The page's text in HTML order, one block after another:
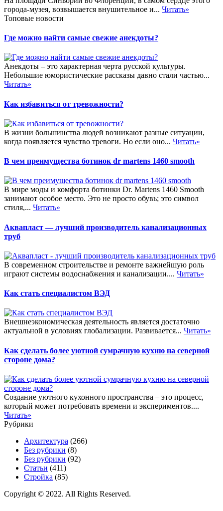
города-музея, возвышается внушительное и... Читать»
Топовые новости
Где можно найти самые свежие анекдоты?
Анекдоты – это характерная черта русской культуры.
Небольшие юмористические рассказы давно стали частью...
Читать»
Как избавиться от тревожности?
В жизни большинства людей возникают разные ситуации,
когда появляется чувство тревоги. Но если оно... Читать»
В чем преимущества ботинок dr martens 1460 smooth
В мире моды и комфорта ботинки Dr. Martens 1460 Smooth
занимают особое место. Это не просто обувь; это символ
стиля,... Читать»
Аквапласт — лучший производитель канализационных
труб
В современном строительстве и ремонте важнейшую роль
играют системы водоснабжения и канализации.... Читать»
Как стать специалистом ВЭД
Внешнеэкономическая деятельность является достаточно
актуальной в условиях глобализации. Развивается... Читать»
Как сделать более уютной сумрачную кухню на северной
стороне дома?
Создание уютного кухонного пространства – это процесс,
который может потребовать времени и экспериментов....
Читать»
Рубрики
Архитектура (266)
Без рубрики (8)
Без рубрики (92)
Статьи (411)
Стройка (85)
Copyright © 2022. All Rights Reserved.